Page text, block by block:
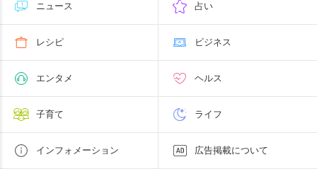
ニュース 占い
レシピ ビジネス
エンタメ ヘルス
子育て ライフ
インフォメーション 広告掲載について